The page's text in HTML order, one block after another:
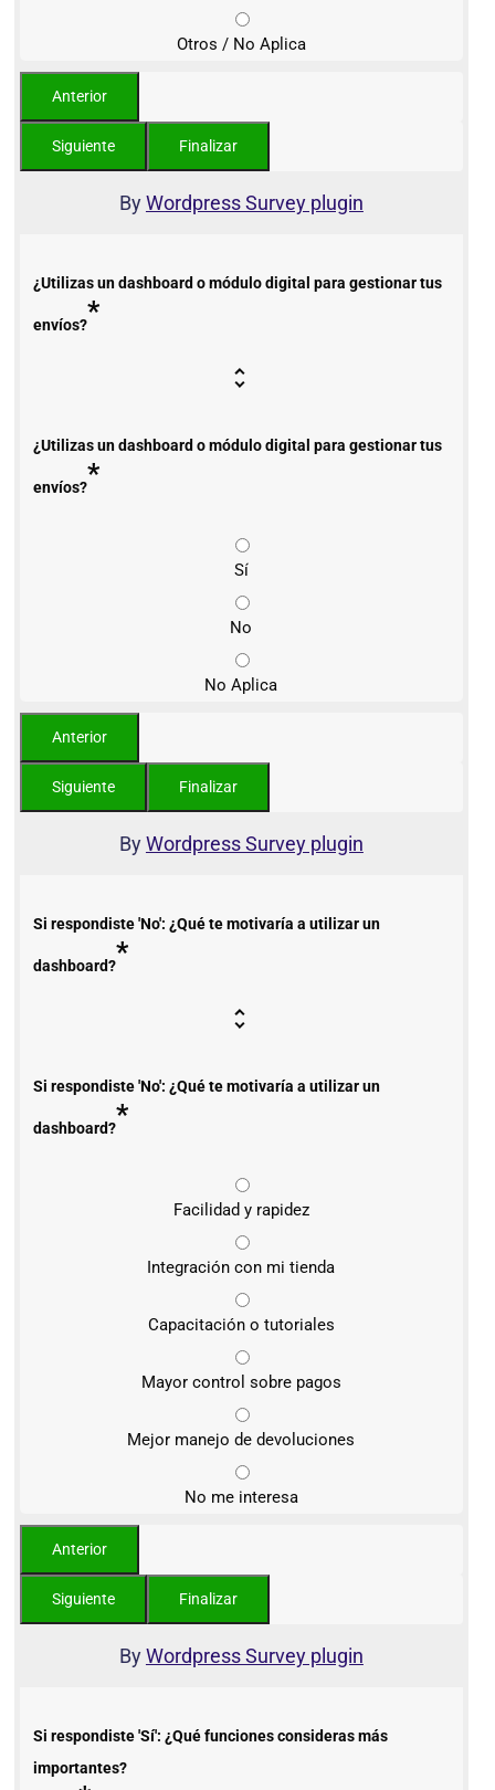
Otros / No Aplica
ByWordpress Survey plugin
¿Utilizas un dashboard o módulo digital para gestionar tus
envíos?*
¿Utilizas un dashboard o módulo digital para gestionar tus
envíos?*
Sí
No
No Aplica
ByWordpress Survey plugin
Si respondiste 'No': ¿Qué te motivaría a utilizar un
dashboard?*
Si respondiste 'No': ¿Qué te motivaría a utilizar un
dashboard?*
Facilidad y rapidez
Integración con mi tienda
Capacitación o tutoriales
Mayor control sobre pagos
Mejor manejo de devoluciones
No me interesa
ByWordpress Survey plugin
Si respondiste 'Sí': ¿Qué funciones consideras más
importantes?